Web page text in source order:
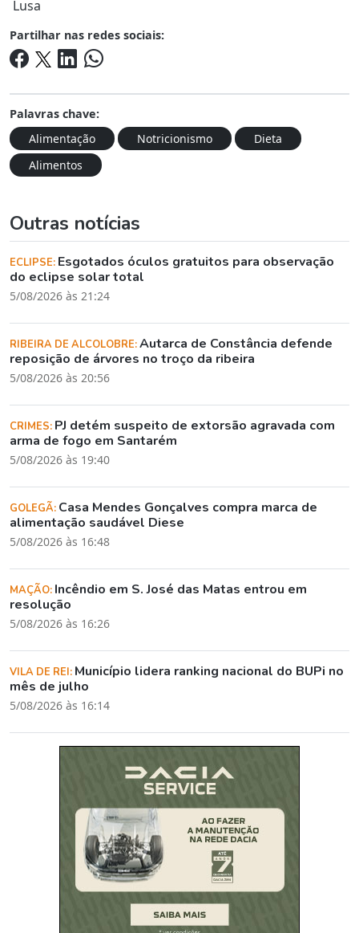
Lusa
Partilhar nas redes sociais:
Palavras chave:
Alimentação
Notricionismo
Dieta
Alimentos
Outras notícias
ECLIPSE: Esgotados óculos gratuitos para observação
do eclipse solar total
5/08/2026 às 21:24
RIBEIRA DE ALCOLOBRE:Autarca de Constância defende
reposição de árvores no troço da ribeira
5/08/2026 às 20:56
CRIMES: PJ detém suspeito de extorsão agravada com
arma de fogo em Santarém
5/08/2026 às 19:40
GOLEGÃ: Casa Mendes Gonçalves compra marca de
alimentação saudável Diese
5/08/2026 às 16:48
MAÇÃO: Incêndio em S. José das Matas entrou em
resolução
5/08/2026 às 16:26
VILA DE REI: Município lidera ranking nacional do BUPi no
mês de julho
5/08/2026 às 16:14